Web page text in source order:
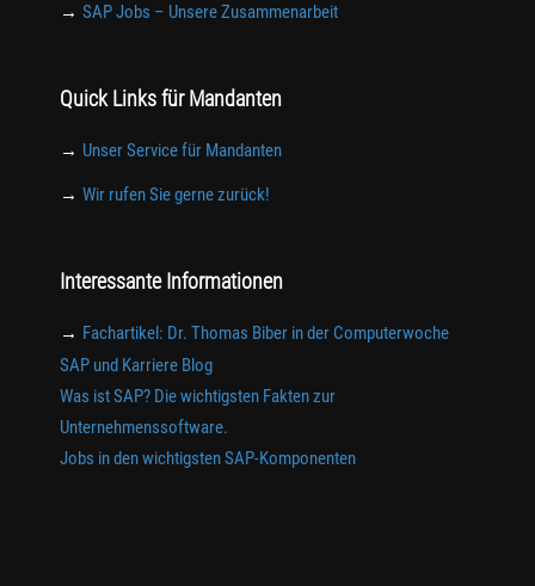
→ SAP Jobs – Unsere Zusammenarbeit
Quick Links für Mandanten
→ Unser Service für Mandanten
→ Wir rufen Sie gerne zurück!
Interessante Informationen
→ Fachartikel: Dr. Thomas Biber in der Computerwoche
SAP und Karriere Blog
Was ist SAP? Die wichtigsten Fakten zur
Unternehmenssoftware.
Jobs in den wichtigsten SAP-Komponenten